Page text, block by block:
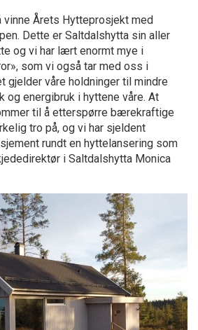
vinne Årets Hytteprosjekt med
Dette er Saltdalshytta sin aller
og vi har lært enormt mye i
som vi også tar med oss i
gjelder våre holdninger til mindre
og energibruk i hyttene våre. At
til å etterspørre bærekraftige
tro på, og vi har sjeldent
rundt en hyttelansering som
i Saltdalshytta Monica